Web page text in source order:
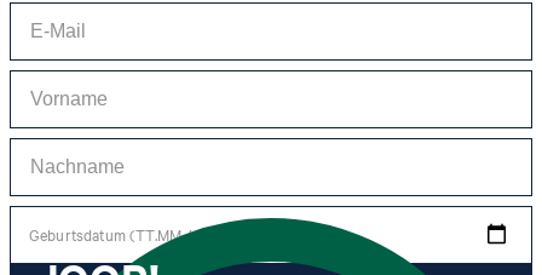
Geburtsdatum (TT.MM.JJJJ)